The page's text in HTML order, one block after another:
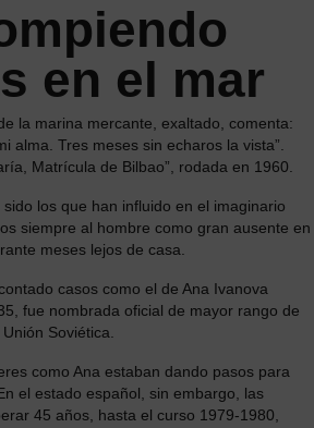
en el mar
la marina mercante, exaltado, comenta:
alma. Tres meses sin echaros la vista”.
Matrícula de Bilbao”, rodada en 1960.
los que han influido en el imaginario
siempre al hombre como gran ausente en
meses lejos de casa.
casos como el de Ana Ivanova
fue nombrada oficial de mayor rango de
Soviética.
como Ana estaban dando pasos para
el estado español, sin embargo, las
45 años, hasta el curso 1979-1980,